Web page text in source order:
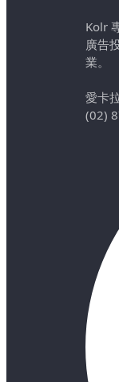
Kolr
廣告
業。
愛卡
(02)